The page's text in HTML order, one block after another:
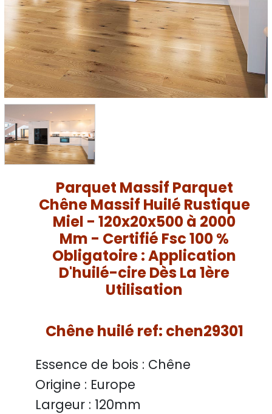
Parquet Massif Parquet
Chêne Massif Huilé Rustique
Miel - 120x20x500 à 2000
Mm - Certifié Fsc 100 %
Obligatoire : Application
D'huilé-cire Dès La 1ère
Utilisation
Chêne huilé ref: chen29301
Essence de bois : Chêne
Origine : Europe
Largeur : 120mm